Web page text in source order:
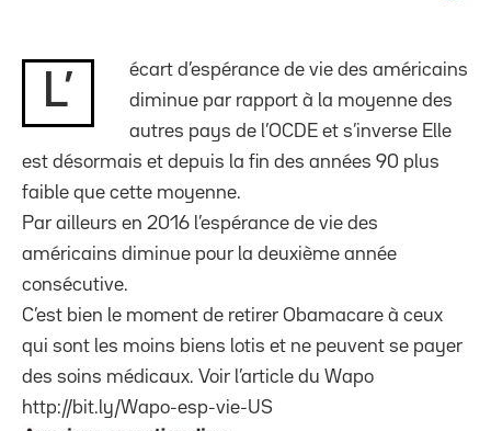
L’
écart d’espérance de vie des américains
diminue par rapport à la moyenne des
autres pays de l’OCDE et s’inverse Elle
est désormais et depuis la fin des années 90 plus
faible que cette moyenne.
Par ailleurs en 2016 l’espérance de vie des
américains diminue pour la deuxième année
consécutive.
C’est bien le moment de retirer Obamacare à ceux
qui sont les moins biens lotis et ne peuvent se payer
des soins médicaux. Voir l’article du Wapo
http://bit.ly/Wapo-esp-vie-US